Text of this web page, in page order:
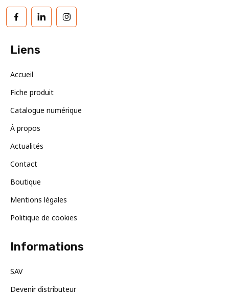
FacebookLinkedIn
Liens
Accueil
Fiche produit
Catalogue numérique
À propos
Actualités
Contact
Boutique
Mentions légales
Politique de cookies
Informations
SAV
Devenir distributeur